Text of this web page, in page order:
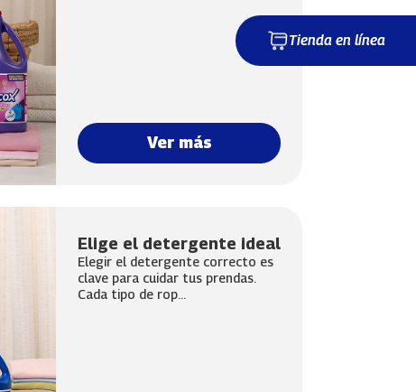
Tienda en línea
Ver más
Elige el detergente ideal
Elegir el detergente correcto es
clave para cuidar tus prendas.
Cada tipo de rop...